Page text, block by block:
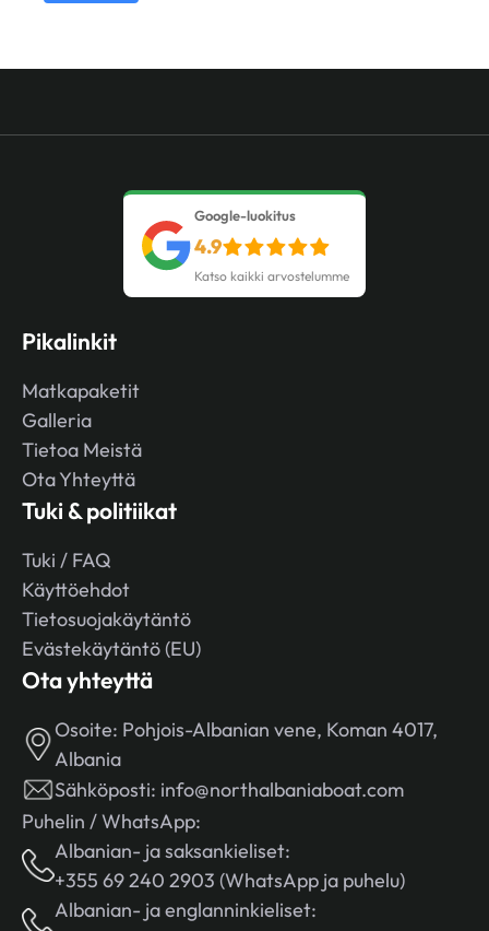
Google-luokitus
4.9
Katso kaikki arvostelumme
Pikalinkit
Matkapaketit
Galleria
Tietoa Meistä
Ota Yhteyttä
Tuki & politiikat
Tuki / FAQ
Käyttöehdot
Tietosuojakäytäntö
Evästekäytäntö (EU)
Ota yhteyttä
Osoite: Pohjois-Albanian vene, Koman 4017,
Albania
Sähköposti: info@northalbaniaboat.com
Puhelin / WhatsApp:
Albanian- ja saksankieliset:
+355 69 240 2903 (WhatsApp ja puhelu)
Albanian- ja englanninkieliset: